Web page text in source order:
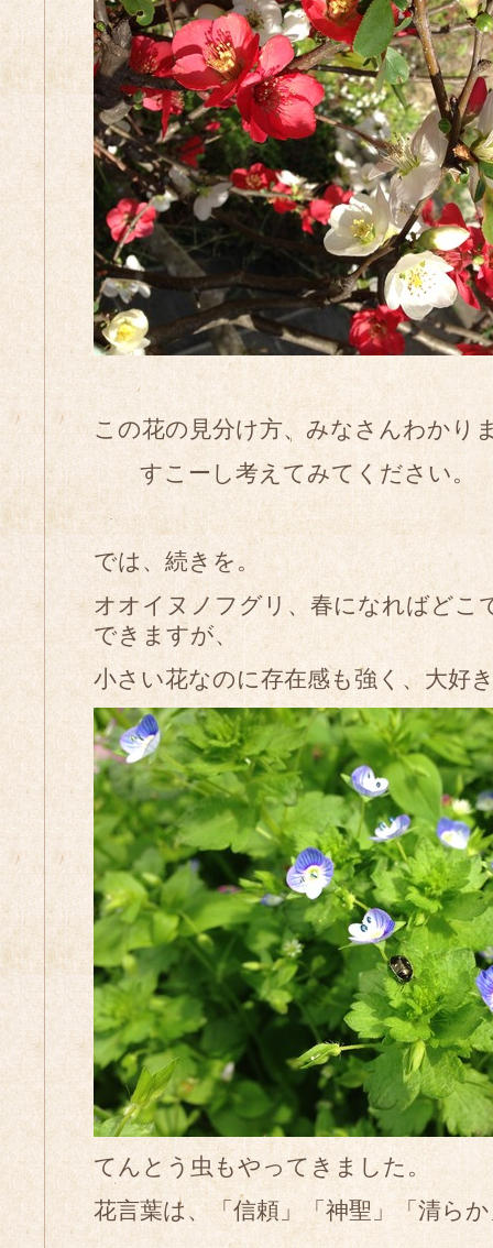
この花の見分け方、みなさんわかり
すこーし考えてみてください。
では、続きを。
オオイヌノフグリ、春になればどこ
できますが、
小さい花なのに存在感も強く、大好
てんとう虫もやってきました。
花言葉は、「信頼」「神聖」「清ら